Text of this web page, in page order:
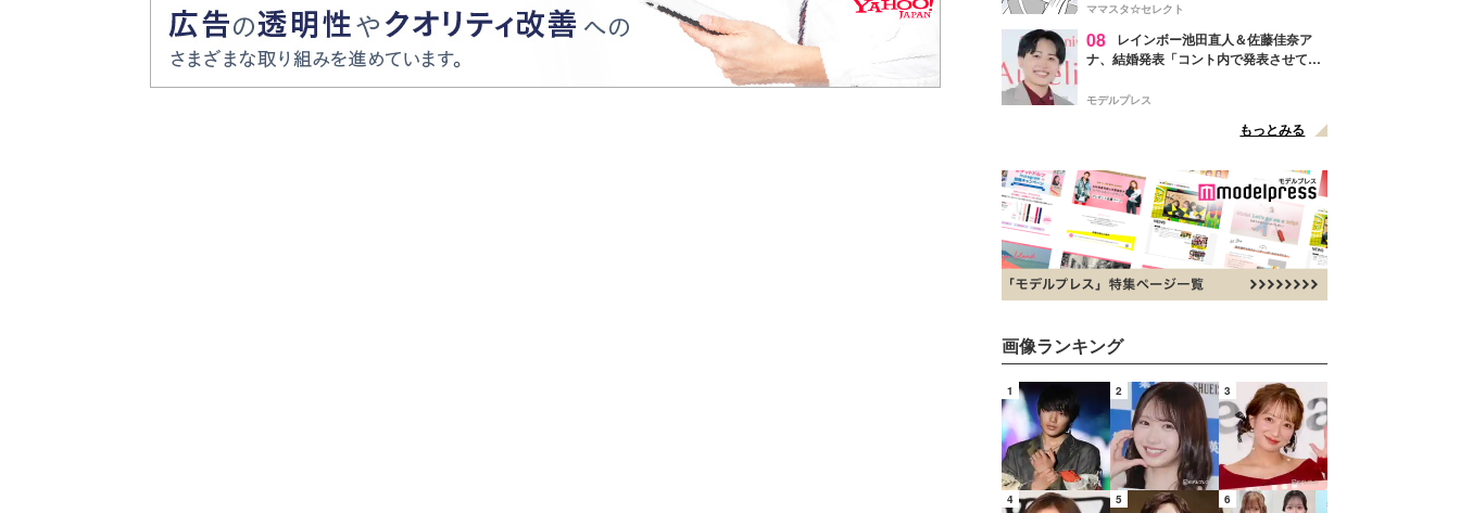
ママスタ☆セレクト
08
レインボー池田直人＆佐藤佳奈ア
ナ、結婚発表「コント内で発表させてい
点変更のため
モデルプレス
もっとみる
画像ランキング
1 2 3
4 5 6